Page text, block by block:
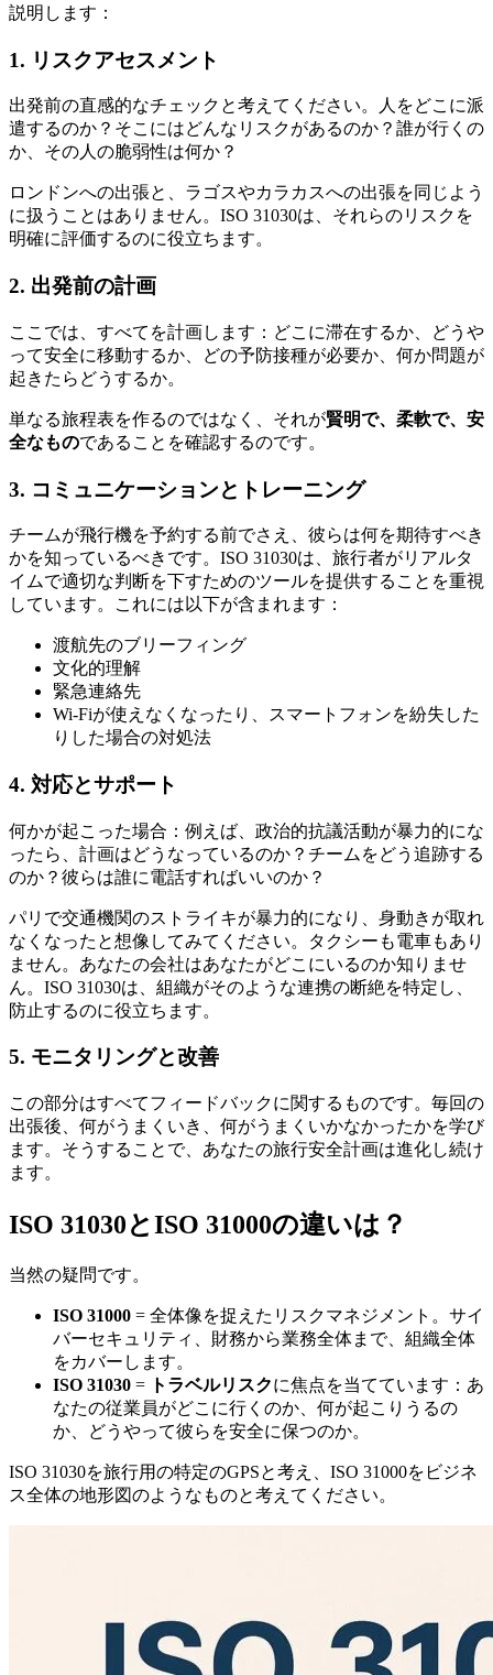
説明します：
1. リスクアセスメント
出発前の直感的なチェックと考えてください。人をどこに派
遣するのか？そこにはどんなリスクがあるのか？誰が行くの
か、その人の脆弱性は何か？
ロンドンへの出張と、ラゴスやカラカスへの出張を同じよう
に扱うことはありません。ISO 31030は、それらのリスクを
明確に評価するのに役立ちます。
2. 出発前の計画
ここでは、すべてを計画します：どこに滞在するか、どうや
って安全に移動するか、どの予防接種が必要か、何か問題が
起きたらどうするか。
単なる旅程表を作るのではなく、それが賢明で、柔軟で、安
全なものであることを確認するのです。
3. コミュニケーションとトレーニング
チームが飛行機を予約する前でさえ、彼らは何を期待すべき
かを知っているべきです。ISO 31030は、旅行者がリアルタ
イムで適切な判断を下すためのツールを提供することを重視
しています。これには以下が含まれます：
渡航先のブリーフィング
文化的理解
緊急連絡先
Wi-Fiが使えなくなったり、スマートフォンを紛失した
りした場合の対処法
4. 対応とサポート
何かが起こった場合：例えば、政治的抗議活動が暴力的にな
ったら、計画はどうなっているのか？チームをどう追跡する
のか？彼らは誰に電話すればいいのか？
パリで交通機関のストライキが暴力的になり、身動きが取れ
なくなったと想像してみてください。タクシーも電車もあり
ません。あなたの会社はあなたがどこにいるのか知りませ
ん。ISO 31030は、組織がそのような連携の断絶を特定し、
防止するのに役立ちます。
5. モニタリングと改善
この部分はすべてフィードバックに関するものです。毎回の
出張後、何がうまくいき、何がうまくいかなかったかを学び
ます。そうすることで、あなたの旅行安全計画は進化し続け
ます。
ISO 31030とISO 31000の違いは？
当然の疑問です。
ISO 31000 = 全体像を捉えたリスクマネジメント。サイ
バーセキュリティ、財務から業務全体まで、組織全体
をカバーします。
ISO 31030 = トラベルリスクに焦点を当てています：あ
なたの従業員がどこに行くのか、何が起こりうるの
か、どうやって彼らを安全に保つのか。
ISO 31030を旅行用の特定のGPSと考え、ISO 31000をビジネ
ス全体の地形図のようなものと考えてください。